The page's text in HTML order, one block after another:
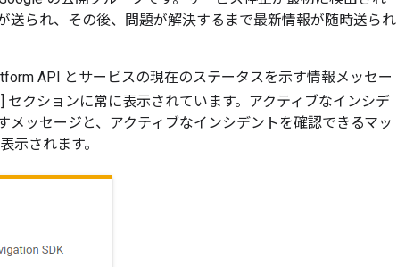
送られ、その後、問題が解決するまで最新情報が随時送られ
API とサービスの現在のステータスを示す情報メッセー
] セクションに常に表示されています。アクティブなインシデ
ッセージと、アクティブなインシデントを確認できるマッ
示されます。